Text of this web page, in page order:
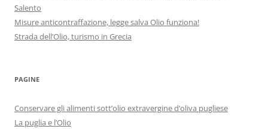
Salento
Misure anticontraffazione, legge salva Olio funziona!
Strada dell’Olio, turismo in Grecia
PAGINE
Conservare gli alimenti sott’olio extravergine d’oliva pugliese
La puglia e l’Olio